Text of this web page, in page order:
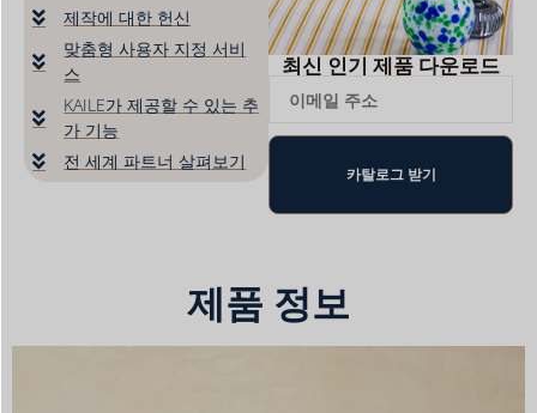
제작에 대한 헌신
맞춤형 사용자 지정 서비
스
KAILE가 제공할 수 있는 추
가 기능
전 세계 파트너 살펴보기
최신 인기 제품 다운로드
카탈로그 받기
제품 정보